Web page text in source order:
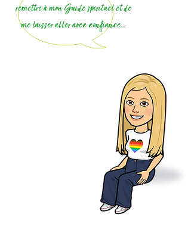
remettre à mon Guide spirituel et de
me laisser aller avec confiance...